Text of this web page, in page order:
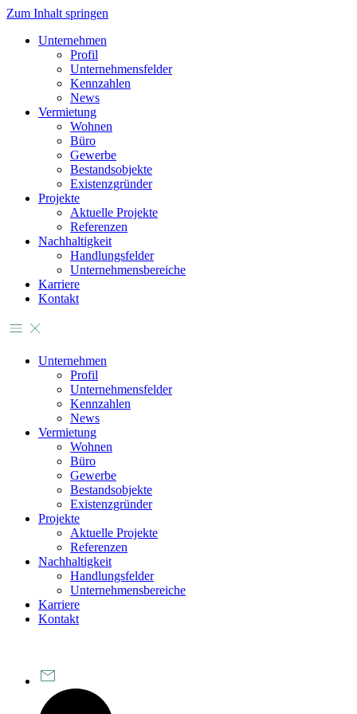
Zum Inhalt springen
Unternehmen
Profil
Unternehmensfelder
Kennzahlen
News
Vermietung
Wohnen
Büro
Gewerbe
Bestandsobjekte
Existenzgründer
Projekte
Aktuelle Projekte
Referenzen
Nachhaltigkeit
Handlungsfelder
Unternehmensbereiche
Karriere
Kontakt
Unternehmen
Profil
Unternehmensfelder
Kennzahlen
News
Vermietung
Wohnen
Büro
Gewerbe
Bestandsobjekte
Existenzgründer
Projekte
Aktuelle Projekte
Referenzen
Nachhaltigkeit
Handlungsfelder
Unternehmensbereiche
Karriere
Kontakt